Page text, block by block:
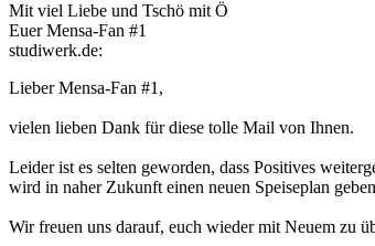
Mit viel Liebe und Tschö mit Ö
Euer Mensa-Fan #1
studiwerk.de:
Lieber Mensa-Fan #1,
vielen lieben Dank für diese tolle Mail von Ihnen.
Leider ist es selten geworden, dass Positives
wird in naher Zukunft einen neuen Speiseplan
Wir freuen uns darauf, euch wieder mit Neuem zu